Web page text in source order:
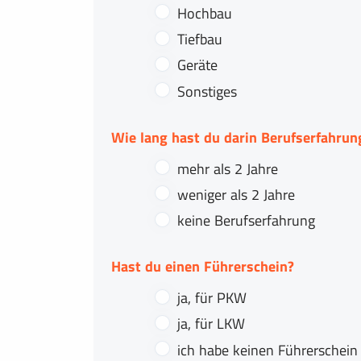
Hochbau
Tiefbau
Geräte
Sonstiges
Wie lang hast du darin
mehr als 2 Jahre
weniger als 2 Jahre
keine Berufserfahrung
Hast du einen Führerschein?
ja, für PKW
ja, für LKW
ich habe keinen Führerschein